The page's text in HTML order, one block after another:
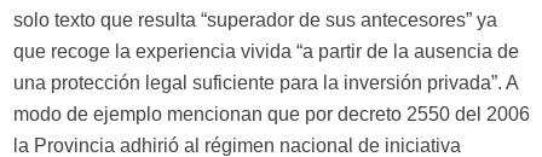
solo texto que resulta “superador de sus antecesores” ya
que recoge la experiencia vivida “a partir de la ausencia de
una protección legal suficiente para la inversión privada”. A
modo de ejemplo mencionan que por decreto 2550 del 2006
la Provincia adhirió al régimen nacional de iniciativa